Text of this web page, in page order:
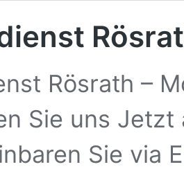
Rösrath –
Sie uns
Sie via